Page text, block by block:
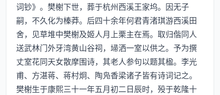
词钞》。樊榭下世，葬于杭州西溪王家坞。因无子
嗣，不久化为榛莽。后四十余年何君青渚琪游西溪田
舍，见草堆中樊榭及姬人月上栗主在焉。取归偕同人
送武林门外牙湾黄山谷祠，埽洒一室以供之。予为撰
丈室花同天女散摩围诗，其老人参句以题其楹。李光
甫、方湛蒋、蒋村炯、陶凫香梁诸子皆有诗词记之。
樊榭生于康熙三十一年五月初二日辰时，殁于乾隆十